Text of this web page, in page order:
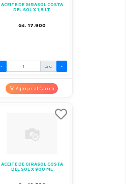
ACEITE DE GIRASOL COSTA
DEL SOL X 1,5 LT
Gs. 17.900
- Und. +
Agregar al Carrito
ACEITE DE GIRASOL COSTA
DEL SOL X 900 ML